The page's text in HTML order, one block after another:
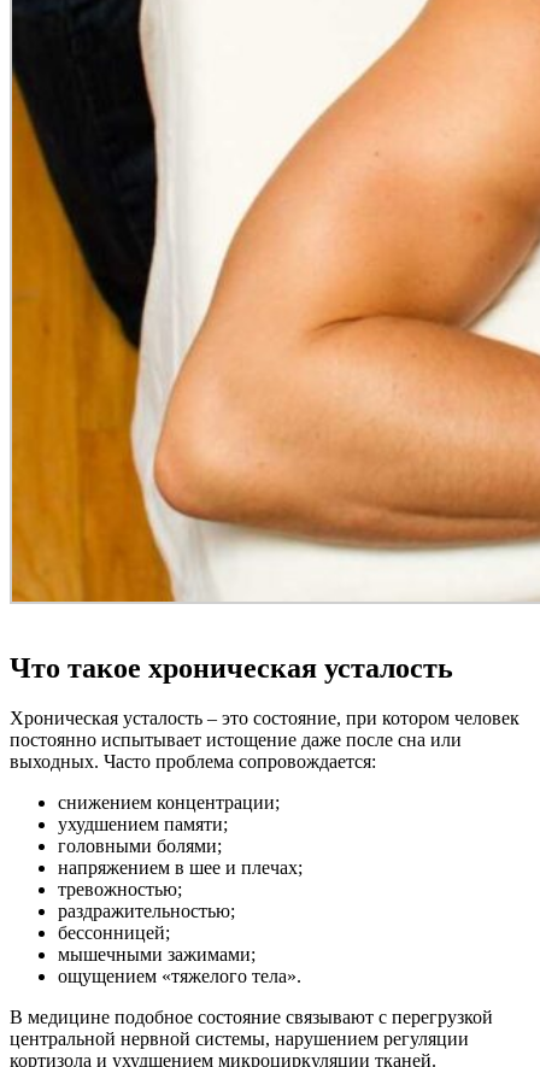
Что такое хроническая усталость
Хроническая усталость – это состояние, при котором человек
постоянно испытывает истощение даже после сна или
выходных. Часто проблема сопровождается:
снижением концентрации;
ухудшением памяти;
головными болями;
напряжением в шее и плечах;
тревожностью;
раздражительностью;
бессонницей;
мышечными зажимами;
ощущением «тяжелого тела».
В медицине подобное состояние связывают с перегрузкой
центральной нервной системы, нарушением регуляции
кортизола и ухудшением микроциркуляции тканей.